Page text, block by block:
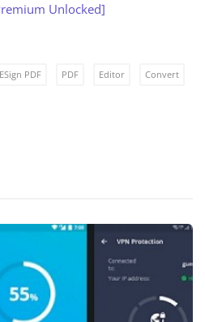
Unlocked]
ESign PDF PDF Editor Convert